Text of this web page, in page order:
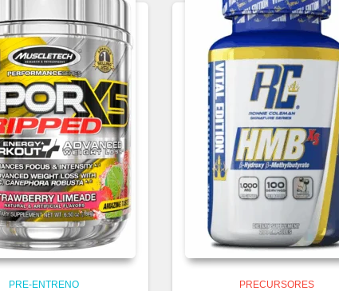
PRE-ENTRENO PRECURSORES